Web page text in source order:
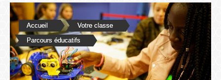
Accueil
Votre classe
Parcours éducatifs